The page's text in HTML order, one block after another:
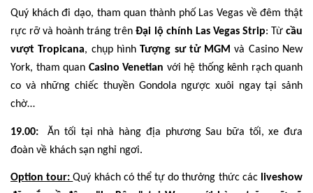
Quý khách đi dạo, tham quan thành phố Las Vegas về đêm thật
rực rỡ và hoành tráng trên Đại lộ chính Las Vegas Strip: Từcầu
vượt Tropicana, chụp hìnhTượng sư tử MGM và Casino New
York, tham quan Casino Venetian với hệ thống kênh rạch quanh
co và những chiếc thuyền Gondola ngược xuôi ngay tại sảnh
chờ…
19.00: Ăn tối tại nhà hàng địa phương Sau bữa tối, xe đưa
đoàn về khách sạn nghỉ ngơi.
Option tour:Quý khách có thể tự do thưởng thức các liveshow